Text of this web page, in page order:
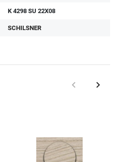
K 4298 SU 22X08
SCHILSNER
Poprzedni
keyboard_arrow_left keyboard_arrow_right